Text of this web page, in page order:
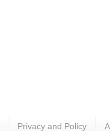
Privacy and Policy